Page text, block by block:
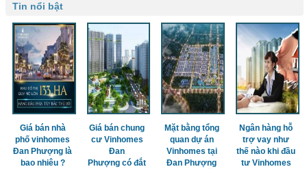
Tin nổi bật
Giá bán nhà
phố vinhomes
Đan Phượng là
bao nhiêu ?
Giá bán chung
cư Vinhomes
Đan
Phượng có đắt
Mặt bằng tổng
quan dự án
Vinhomes tại
Đan Phượng
Ngân hàng hỗ
trợ vay như
thế nào khi đầu
tư Vinhomes